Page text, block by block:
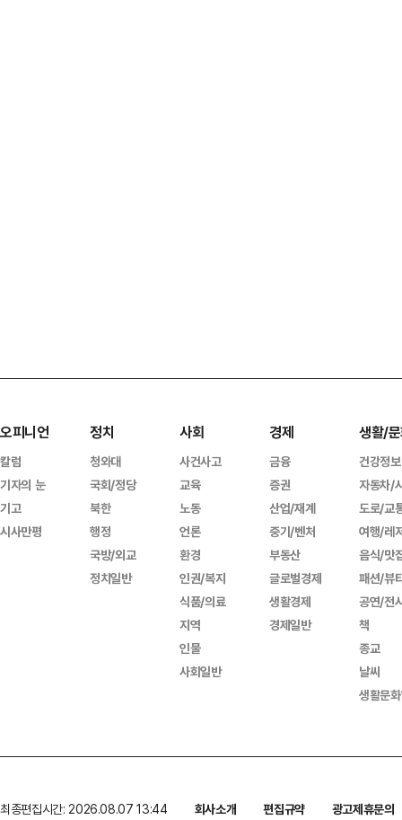
오피니언
칼럼
기자의 눈
기고
시사만평
정치
청와대
국회/정당
북한
행정
국방/외교
정치일반
사회
사건사고
교육
노동
언론
환경
인권/복지
식품/의료
지역
인물
사회일반
경제
금융
증권
산업/재계
중기/벤처
부동산
글로벌경제
생활경제
경제일반
생활/
건강정보
자동차/
도로/교
여행/레
음식/맛
패션/뷰
공연/전
책
종교
날씨
생활문
최종편집시간: 2026.08.07 13:44 회사소개 편집규약
광고제휴문의